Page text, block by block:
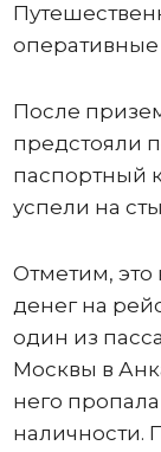
После
предстояли
паспортный
успели на
Отметим, это
денег на
один из
Москвы в
него
наличности.